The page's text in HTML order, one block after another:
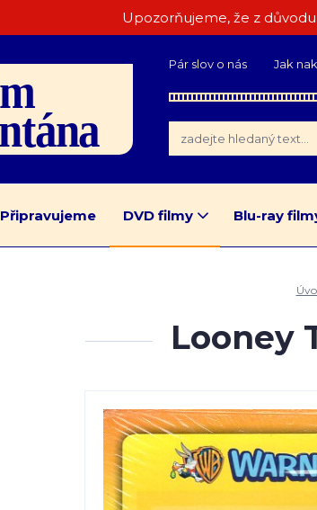
Upozorňujeme, že z
Pár slov o nás Jak
Připravujeme DVD filmy Blu-ray
Looney